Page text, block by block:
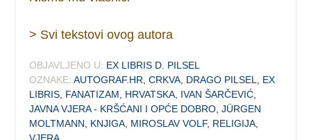
> Svi tekstovi ovog autora
OBJAVLJENO U: EX LIBRIS D. PILSEL
OZNAKE: AUTOGRAF.HR ,CRKVA DRAGO PILSEL
EX
LIBRIS FANATIZAM HRVATSKA IVAN ŠARČEVIĆ
JAVNA VJERA - KRŠĆANI I OPĆE DOBRO ,JÜRGEN
MOLTMANN
KNJIGA MIROSLAV VOLF, RELIGIJA